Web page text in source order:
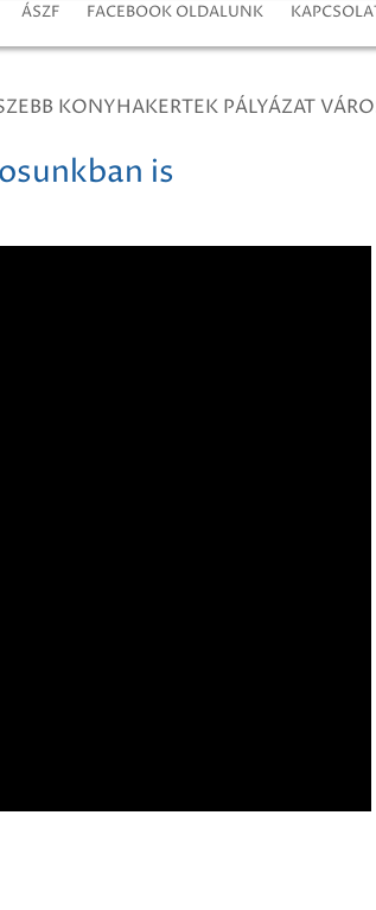
ÁSZF FACEBOOK OLDALUNK
KONYHAKERTEK PÁLYÁZAT
is